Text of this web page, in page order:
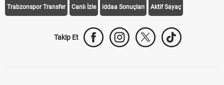
Trabzonspor Transfer Canlı İzle iddaa Sonuçları Aktif Sayaç
Takip Et